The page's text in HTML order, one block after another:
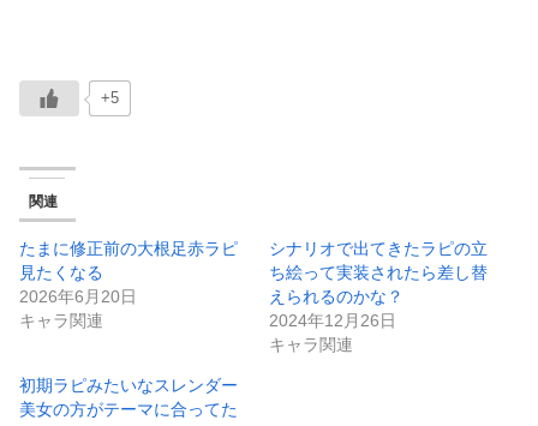
+5
関連
たまに修正前の大根足赤ラピ
見たくなる
2026年6月20日
キャラ関連
シナリオで出てきたラピの立
ち絵って実装されたら差し替
えられるのかな？
2024年12月26日
キャラ関連
初期ラピみたいなスレンダー
美女の方がテーマに合ってた